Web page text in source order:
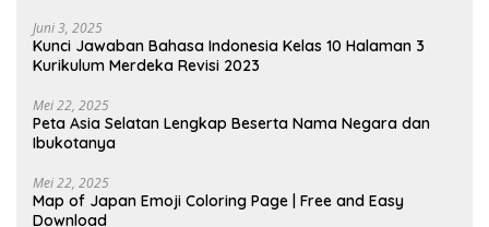
Juni 3, 2025
Kunci Jawaban Bahasa Indonesia Kelas 10 Halaman 3
Kurikulum Merdeka Revisi 2023
Mei 22, 2025
Peta Asia Selatan Lengkap Beserta Nama Negara dan
Ibukotanya
Mei 22, 2025
Map of Japan Emoji Coloring Page | Free and Easy
Download